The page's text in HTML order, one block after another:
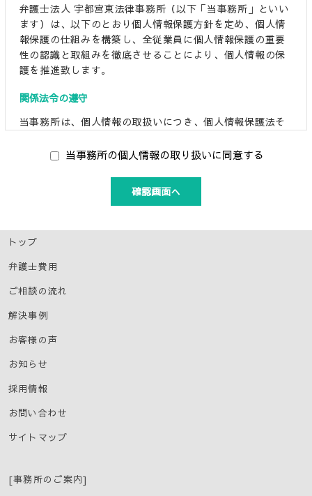
弁護士法人 宇都宮東法律事務所（以下「当事務所」といい
ます）は、以下のとおり個人情報保護方針を定め、個人情
報保護の仕組みを構築し、全従業員に個人情報保護の重要
性の認識と取組みを徹底させることにより、個人情報の保
護を推進致します。
関係法令の遵守
当事務所は、個人情報の取扱いにつき、個人情報保護法そ
個人情報の取得
当事務所は、以下のような個人情報を収集し、利用するこ
職、電話番号、電子メールのアドレス
・その他当事務所が法律関連業務を遂行するために必要な
個人情報
個人情報の利用目的
お客さまからお預かりした個人情報は、以下の目的の範囲
内で適切に利用いたします。
・法律関連業務
・ご連絡・挨拶状の送付
・各種お問い合わせへの対応
・その他個別に承諾いただいた目的
個人情報の管理
保ち、個人情報への不正アクセス・紛失・破損・改ざん・
当事務所の個人情報の取り扱いに同意する
トップ
弁護士費用
ご相談の流れ
解決事例
お客様の声
お知らせ
採用情報
お問い合わせ
サイトマップ
[事務所のご案内]